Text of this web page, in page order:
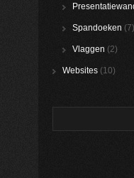
Spandoeken (7)
Vlaggen (2)
Websites (10)